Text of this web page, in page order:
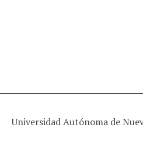
Universidad Autónoma de